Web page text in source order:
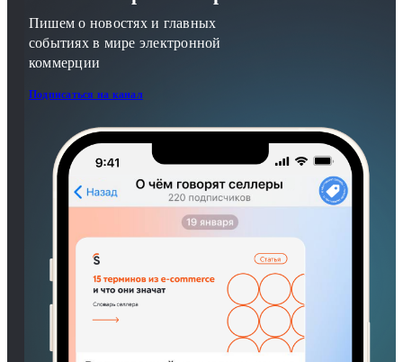
Пишем о новостях и главных
событиях в мире электронной
коммерции
Подписаться на канал